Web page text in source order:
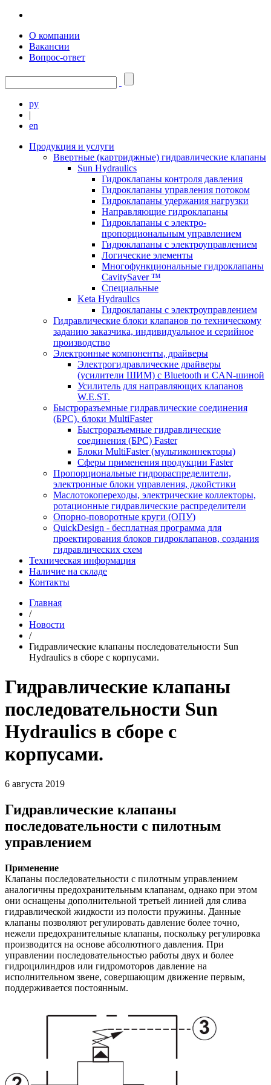
О компании
Вакансии
Вопрос-ответ
ру
|
en
Продукция и услуги
Ввертные (картриджные) гидравлические клапаны
Sun Hydraulics
Гидроклапаны контроля давления
Гидроклапаны управления потоком
Гидроклапаны удержания нагрузки
Направляющие гидроклапаны
Гидроклапаны с электро-
пропорциональным управлением
Гидроклапаны с электроуправлением
Логические элементы
Многофункциональные гидроклапаны
CavitySaver ™
Специальные
Keta Hydraulics
Гидроклапаны с электроуправлением
Гидравлические блоки клапанов по техническому
заданию заказчика, индивидуальное и серийное
производство
Электронные компоненты, драйверы
Электрогидравлические драйверы
(усилители ШИМ) с Bluetooth и CAN-шиной
Усилитель для направляющих клапанов
W.E.ST.
Быстроразъемные гидравлические соединения
(БРС), блоки MultiFaster
Быстроразъемные гидравлические
соединения (БРС) Faster
Блоки MultiFaster (мультиконнекторы)
Сферы применения продукции Faster
Пропорциональные гидрораспределители,
электронные блоки управления, джойстики
Маслотокопереходы, электрические коллекторы,
ротационные гидравлические распределители
Опорно-поворотные круги (ОПУ)
QuickDesign - бесплатная программа для
проектирования блоков гидроклапанов, создания
гидравлических схем
Техническая информация
Наличие на складе
Контакты
Главная
/
Новости
/
Гидравлические клапаны последовательности Sun
Hydraulics в сборе с корпусами.
Гидравлические клапаны
последовательности Sun
Hydraulics в сборе с
корпусами.
6 августа 2019
Гидравлические клапаны
последовательности с пилотным
управлением
Применение
Клапаны последовательности с пилотным управлением
аналогичны предохранительным клапанам, однако при этом
они оснащены дополнительной третьей линией для слива
гидравлической жидкости из полости пружины. Данные
клапаны позволяют регулировать давление более точно,
нежели предохранительные клапаны, поскольку регулировка
производится на основе абсолютного давления. При
управлении последовательностью работы двух и более
гидроцилиндров или гидромоторов давление на
исполнительном звене, совершающим движение первым,
поддерживается постоянным.